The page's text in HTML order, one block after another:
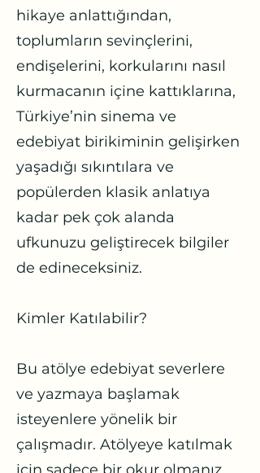
hikaye anlattığından,
toplumların sevinçlerini,
endişelerini, korkularını nasıl
kurmacanın içine kattıklarına,
Türkiye’nin sinema ve
edebiyat birikiminin gelişirken
yaşadığı sıkıntılara ve
popülerden klasik anlatıya
kadar pek çok alanda
ufkunuzu geliştirecek bilgiler
de edineceksiniz.
Kimler Katılabilir?
Bu atölye edebiyat severlere
ve yazmaya başlamak
isteyenlere yönelik bir
çalışmadır. Atölyeye katılmak